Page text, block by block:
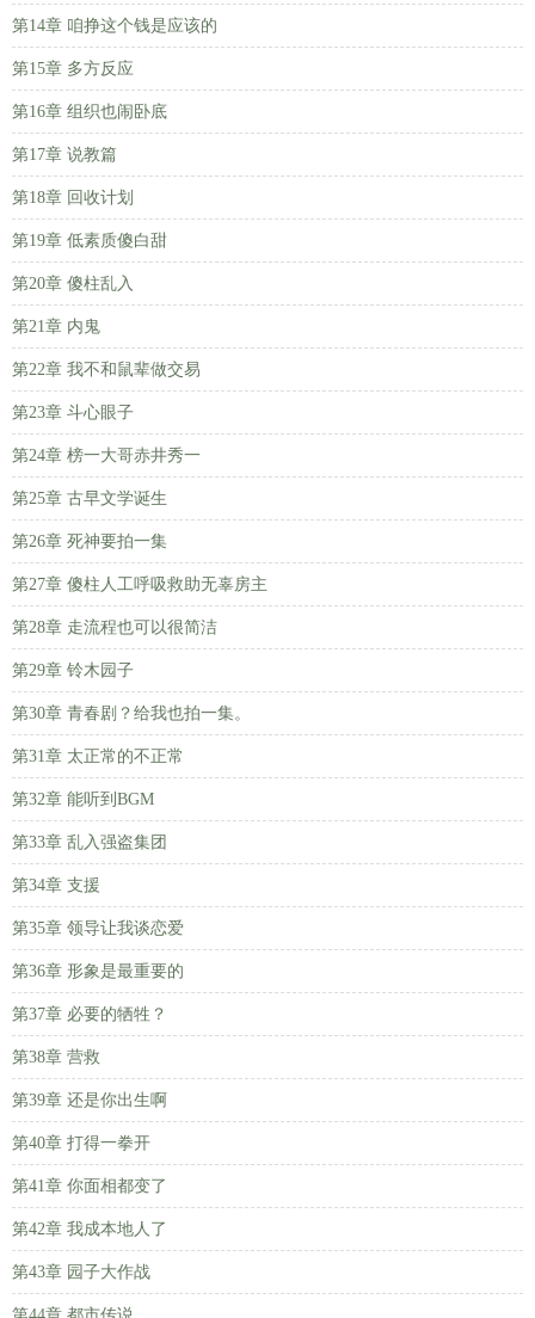
第14章 咱挣这个钱是应该的
第15章 多方反应
第16章 组织也闹卧底
第17章 说教篇
第18章 回收计划
第19章 低素质傻白甜
第20章 傻柱乱入
第21章 内鬼
第22章 我不和鼠辈做交易
第23章 斗心眼子
第24章 榜一大哥赤井秀一
第25章 古早文学诞生
第26章 死神要拍一集
第27章 傻柱人工呼吸救助无辜房主
第28章 走流程也可以很简洁
第29章 铃木园子
第30章 青春剧？给我也拍一集。
第31章 太正常的不正常
第32章 能听到BGM
第33章 乱入强盗集团
第34章 支援
第35章 领导让我谈恋爱
第36章 形象是最重要的
第37章 必要的牺牲？
第38章 营救
第39章 还是你出生啊
第40章 打得一拳开
第41章 你面相都变了
第42章 我成本地人了
第43章 园子大作战